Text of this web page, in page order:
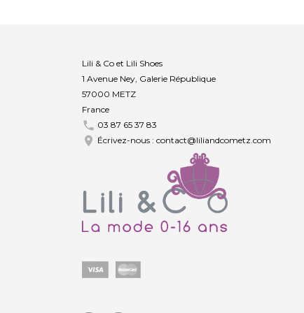
Lili & Co et Lili Shoes
1 Avenue Ney, Galerie République
57000 METZ
France
 03 87 65 37 83
 Écrivez-nous : contact@liliandcometz.com